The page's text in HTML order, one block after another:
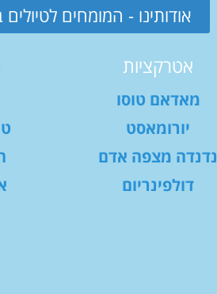
אודותינו - המומחים לטיולים
אטרקציות
מאדאם טוסו
יורומאסט
נדנדה מצפה אדם
דולפינריום